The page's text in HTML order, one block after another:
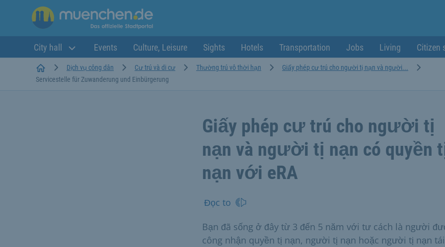
City hall Events Culture, Leisure Sights Hotels Transportation Jobs Living Citizen
StartseiteDịch vụ công dân Cư trú và di cư Thường trú vô thời hạn
Giấy phép cư trú cho người tị nạn và người...
Servicestelle für Zuwanderung und Einbürgerung
Giấy phép cư trú cho người tị
nạn và người tị nạn có quyền
nạn với eRA
Đọc to
Bạn đã sống ở đây từ 3 đến 5 năm với tư cách là người
công nhận quyền tị nạn, người tị nạn hoặc người tị nạn